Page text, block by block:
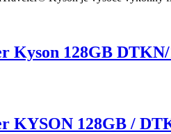
Kyson 128GB
KYSON 128GB /